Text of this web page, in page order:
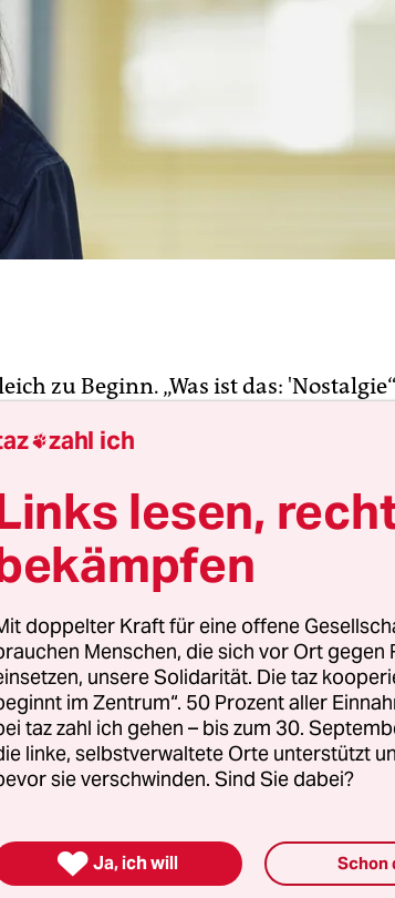
zu Beginn. „Was ist das:
für Alte.“
für Intellektuelle. Schließlich sind die
der Zeichnerin Catherine Meurisse
gezogen, damit ihre Töchter
auch ein wenig, um sich
vor der Gegenwart zu
erzählt Meurisse nun in ihrer
zahl ich
lesen,
doppelter Kraft für eine offene
Menschen, die sich vor Ort gegen
unsere Solidarität. Die taz
im Zentrum“. 50 Prozent aller
taz zahl ich gehen – bis zum 30.
linke, selbstverwaltete Orte unterstützt
sie verschwinden. Sind Sie dabei?
 Ja, ich will Schon